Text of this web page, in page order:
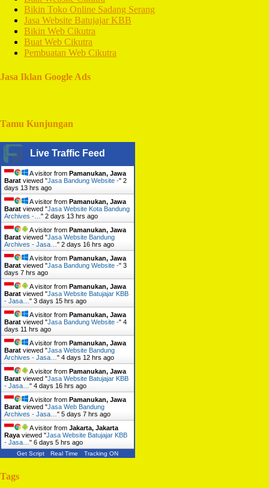
Bikin Toko Online Sadang Serang
Jasa Website Batujajar KBB
Bikin Web Cikutra
Buat Web Cikutra
Pembuatan Web Cikutra
Jasa Iklan Google Ads
Tamu Kunjungan
Live Traffic Feed
A visitor from Pamanukan, Jawa
Barat viewed "Jasa Bandung Website -" 2
days 13 hrs ago
A visitor from Pamanukan, Jawa
Barat viewed "Jasa Website Kota Bandung
Archives -…" 2 days 13 hrs ago
A visitor from Pamanukan, Jawa
Barat viewed "Jasa Website Bandung
Archives - Jasa…" 2 days 16 hrs ago
A visitor from Pamanukan, Jawa
Barat viewed "Jasa Bandung Website -" 3
days 7 hrs ago
A visitor from Pamanukan, Jawa
Barat viewed "Jasa Website Batujajar KBB
- Jasa…" 3 days 15 hrs ago
A visitor from Pamanukan, Jawa
Barat viewed "Jasa Bandung Website -" 4
days 11 hrs ago
A visitor from Pamanukan, Jawa
Barat viewed "Jasa Website Bandung
Archives - Jasa…" 4 days 12 hrs ago
A visitor from Pamanukan, Jawa
Barat viewed "Jasa Website Batujajar KBB
- Jasa…" 4 days 16 hrs ago
A visitor from Pamanukan, Jawa
Barat viewed "Jasa Web Bandung
Archives - Jasa…" 5 days 7 hrs ago
A visitor from Jakarta, Jakarta
Rayaviewed "Jasa Website Batujajar KBB
- Jasa…" 6 days 5 hrs ago
Get Script Real Time Tracking ON
Tags